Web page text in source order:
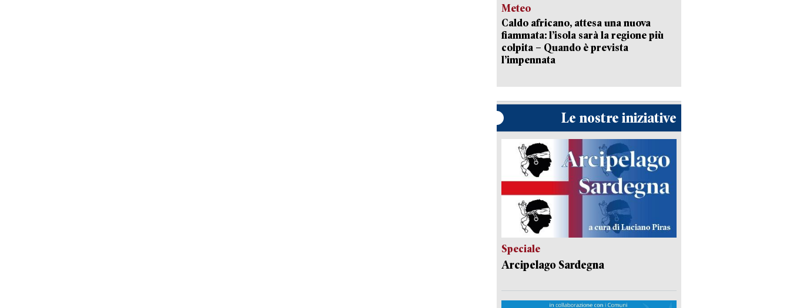
Meteo
Caldo africano, attesa una nuova
fiammata: l’isola sarà la regione più
colpita – Quando è prevista
l’impennata
Le nostre iniziative
Speciale
Arcipelago Sardegna